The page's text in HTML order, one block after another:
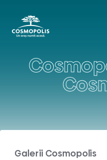
Galerii Cosmopolis